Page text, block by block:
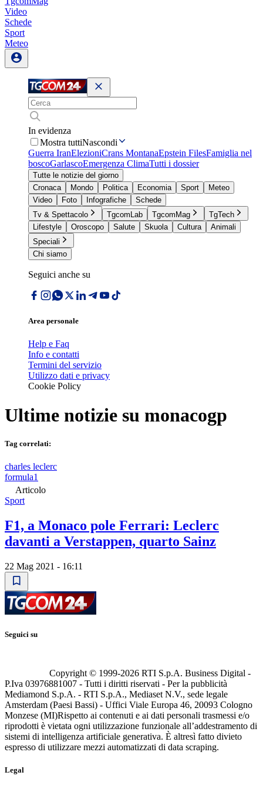
Video
Schede
Sport
Meteo
In evidenza
Mostra tuttiNascondi
Guerra IranElezioniCrans MontanaEpstein FilesFamiglia nel
boscoGarlascoEmergenza ClimaTutti i dossier
Tutte le notizie del giorno
Cronaca
Mondo Politica Economia Sport
Meteo
Video
Foto Infografiche
Schede
Tv & Spettacolo
TgcomLab TgcomMag
TgTech
Lifestyle
Oroscopo Salute Skuola Cultura
Animali
Speciali
Chi siamo
Seguici anche su
Area personale
Help e Faq
Info e contatti
Termini del servizio
Utilizzo dati e privacy
Cookie Policy
Ultime notizie su monacogp
Tag correlati:
charles leclerc
formula1
Articolo
Sport
F1, a Monaco pole Ferrari: Leclerc
davanti a Verstappen, quarto Sainz
22 Mag 2021 - 16:11
Seguici su
Copyright © 1999-2026 RTI S.p.A. Business Digital -
P.Iva 03976881007 - Tutti i diritti riservati - Per la pubblicità
Mediamond S.p.A. - RTI S.p.A., Mediaset N.V., sede legale
Amsterdam (Paesi Bassi) - Uffici Viale Europa 46, 20093 Cologno
Monzese (MI)Rispetto ai contenuti e ai dati personali trasmessi e/o
riprodotti è vietata ogni utilizzazione funzionale all’addestramento di
sistemi di intelligenza artificiale generativa. È altresì fatto divieto
espresso di utilizzare mezzi automatizzati di data scraping.
Legal